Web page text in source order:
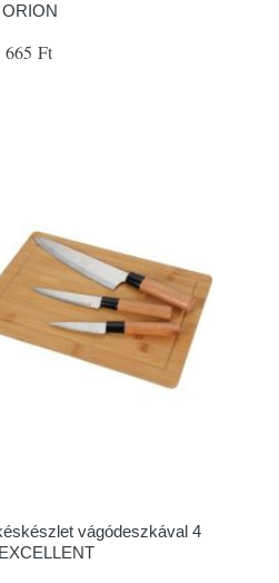
ORION
665 Ft
vágódeszkával 4